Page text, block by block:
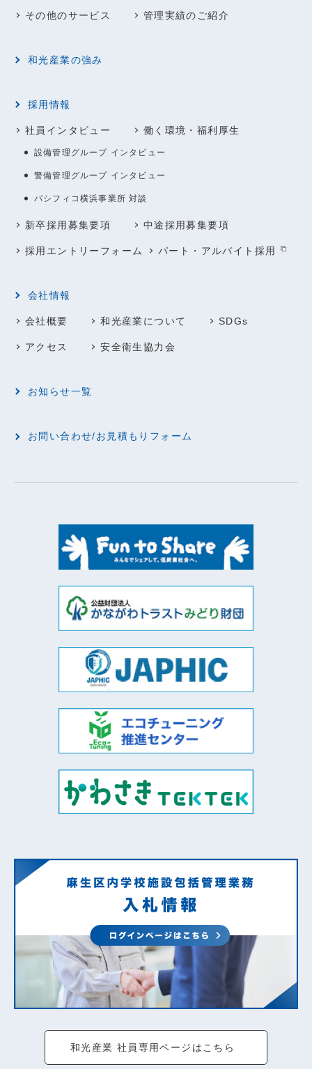
その他のサービス 管理実績のご紹介
和光産業の強み
採用情報
社員インタビュー 働く環境・福利厚生
設備管理グループ インタビュー
警備管理グループ インタビュー
パシフィコ横浜事業所 対談
新卒採用募集要項 中途採用募集要項
採用エントリーフォーム パート・アルバイト採用
会社情報
会社概要 和光産業について SDGs
アクセス 安全衛生協力会
お知らせ一覧
お問い合わせ/お見積もりフォーム
和光産業 社員専用ページはこちら